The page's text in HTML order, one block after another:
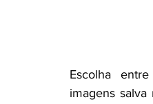
Escolha
imagens